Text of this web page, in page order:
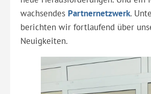
wachsendes Partnernetzwerk.
berichten wir fortlaufend über
Neuigkeiten.